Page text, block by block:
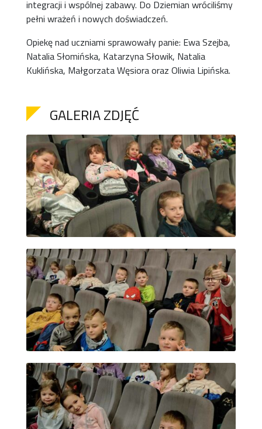
integracji i wspólnej zabawy. Do Dziemian wróciliśmy
pełni wrażeń i nowych doświadczeń.
Opiekę nad uczniami sprawowały panie: Ewa Szejba,
Natalia Słomińska, Katarzyna Słowik, Natalia
Kuklińska, Małgorzata Węsiora oraz Oliwia Lipińska.
GALERIA ZDJĘĆ